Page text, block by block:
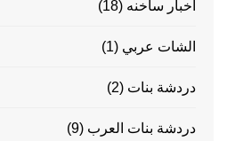
اخبار ساخنه (18)
الشات عربي (1)
دردشة بنات (2)
دردشة بنات العرب (9)